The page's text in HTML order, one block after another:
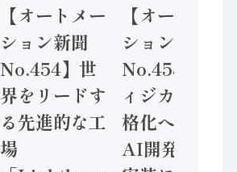
【オートメー
ション新聞
No.454】世
界をリードす
る先進的な工
場
【オートメー
ション新聞
No.453】フ
ィジカルAI本
格化へ 国産
AI開発や社会